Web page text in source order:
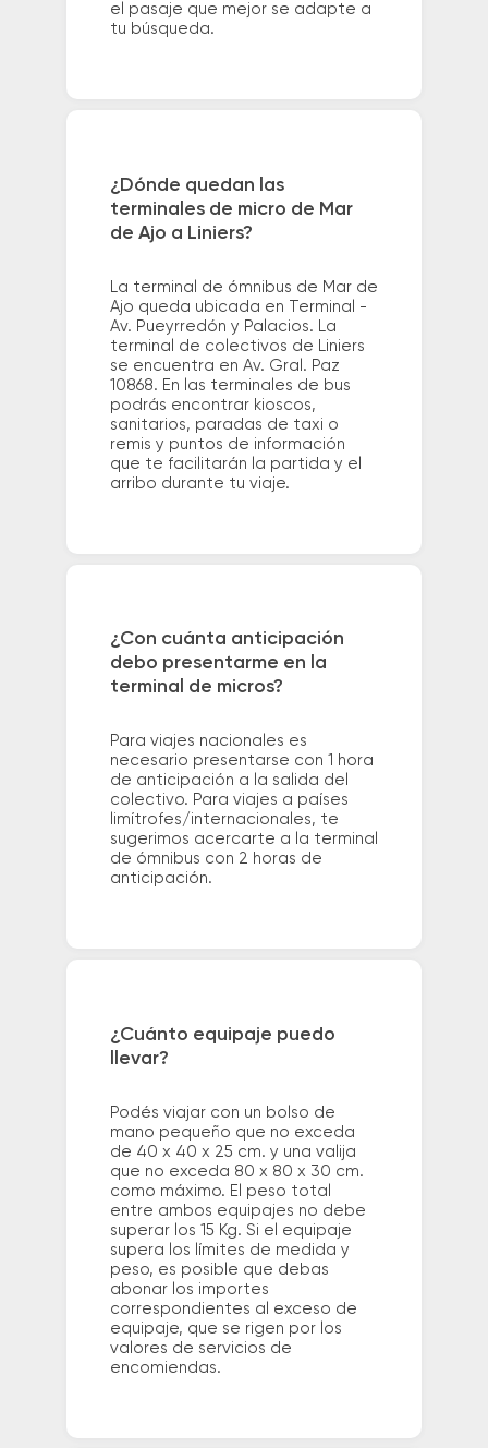
el pasaje que mejor se adapte a
tu búsqueda.
¿Dónde quedan las
terminales de micro de Mar
de Ajo a Liniers?
La terminal de ómnibus de Mar de
Ajo queda ubicada en Terminal -
Av. Pueyrredón y Palacios. La
terminal de colectivos de Liniers
se encuentra en Av. Gral. Paz
10868. En las terminales de bus
podrás encontrar kioscos,
sanitarios, paradas de taxi o
remis y puntos de información
que te facilitarán la partida y el
arribo durante tu viaje.
¿Con cuánta anticipación
debo presentarme en la
terminal de micros?
Para viajes nacionales es
necesario presentarse con 1 hora
de anticipación a la salida del
colectivo. Para viajes a países
limítrofes/internacionales, te
sugerimos acercarte a la terminal
de ómnibus con 2 horas de
anticipación.
¿Cuánto equipaje puedo
llevar?
Podés viajar con un bolso de
mano pequeño que no exceda
de 40 x 40 x 25 cm. y una valija
que no exceda 80 x 80 x 30 cm.
como máximo. El peso total
entre ambos equipajes no debe
superar los 15 Kg. Si el equipaje
supera los límites de medida y
peso, es posible que debas
abonar los importes
correspondientes al exceso de
equipaje, que se rigen por los
valores de servicios de
encomiendas.